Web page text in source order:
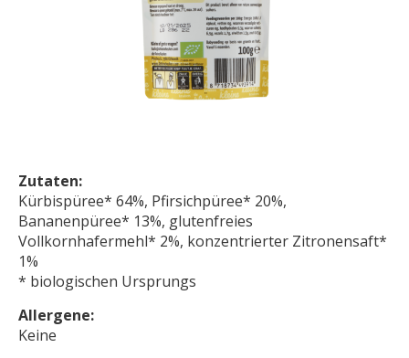
Zutaten:
Kürbispüree* 64%, Pfirsichpüree* 20%,
Bananenpüree* 13%, glutenfreies
Vollkornhafermehl* 2%, konzentrierter Zitronensaft*
1%
* biologischen Ursprungs
Allergene:
Keine